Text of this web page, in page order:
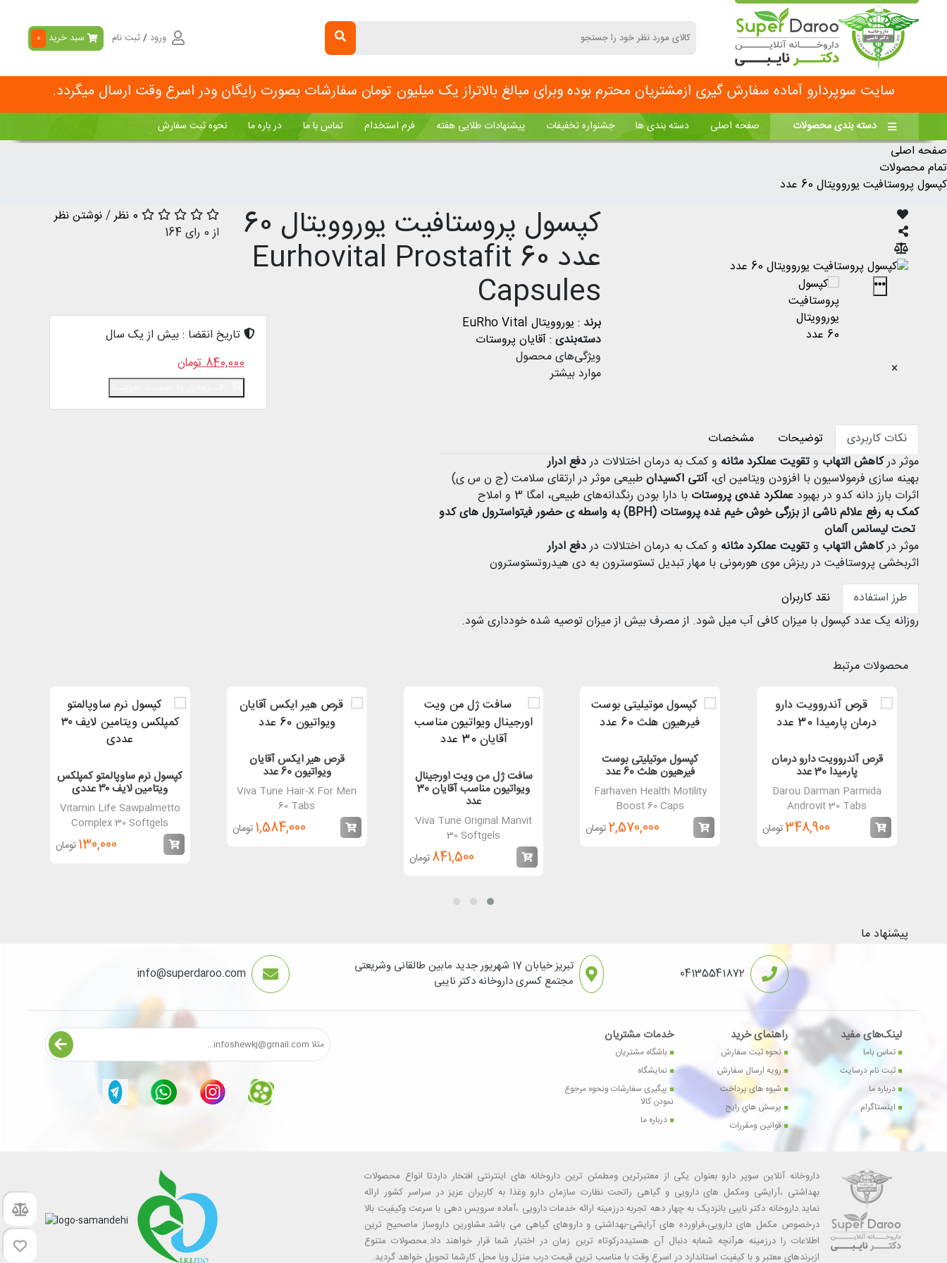
ورود /ثبت نام سبد خرید 0
سایت سوپردارو آماده سفارش گیری ازمشتریان محترم بوده وبرای مبالغ بالاتراز یک میلیون تومان سفارشات بصورت رایگان ودر اسرع وقت ارسال میگردد.
دسته بندی محصولات صفحه اصلی دسته بندی ها جشنواره تخفیفات پیشنهادات طلایی هفته فرم استخدام تماس با ما در باره ما نحوه ثبت سفارش
صفحه اصلی
تمام محصولات
کپسول پروستافیت یوروویتال 60 عدد
×
کپسول پروستافیت یوروویتال 60
عدد Eurhovital Prostafit 60
Capsules
0 نظر /نوشتن نظر
از 0 رای
164
برند : یوروویتال EuRho Vital
دسته‌بندی :آقایانپروستات
ویژگی‌های محصول
موارد بیشتر
تاریخ انقضا :بیش از یک سال
840,000تومان
نکات کاربردی توضیحات
مشخصات
موثر درکاهش التهاب وتقویت عملکرد مثانه و کمک به درمان اختلالات دردفع ادرار
بهینه سازی فرمولاسیون با افزودن ویتامین ای،آنتی اکسیدانطبیعی موثر در ارتقای سلامت (ج ن س ی)
اثرات بارز دانه کدو در بهبودعملکرد غده‌ی پروستات با دارا بودن رنگدانه‌های طبیعی، امگا 3 و املاح
کمک به رفع علائم ناشی از بزرگی خوش خیم غده پروستات (BPH) به واسطه ی حضور فیتواسترول های کدو
تحت لیسانس آلمان
موثر درکاهش التهاب وتقویت عملکرد مثانه و کمک به درمان اختلالات دردفع ادرار
اثربخشی پروستافیت در ریزش موی هورمونی با مهار تبدیل تستوسترون به دی هیدروتستوسترون
طرز استفاده
نقد کاربران
روزانه یک عدد کپسول با میزان کافی آب میل شود. از مصرف بیش از میزان توصیه شده خودداری شود.
محصولات مرتبط
قرص آندروویت دارو درمان
پارمیدا 30 عدد
Darou Darman Parmida
Androvit 30 Tabs
348,900تومان
کپسول موتیلیتی بوست
فیرهیون هلث 60 عدد
Farhaven Health Motility
Boost 60 Caps
2,570,000تومان
سافت ژل من ویت اورجینال
ویواتیون مناسب آقایان 30
عدد
Viva Tune Original Manvit
30 Softgels
841,500تومان
قرص هیر ایکس آقایان
ویواتیون 60 عدد
Viva Tune Hair-X For Men
60 Tabs
1,584,000تومان
کپسول نرم ساوپالمتو کمپلکس
ویتامین لایف ۳۰ عددی
Vitamin Life Sawpalmetto
Complex 30 Softgels
130,000تومان
پیشنهاد ما
04135541872
تبریز خیابان 17 شهریور جدید مابین طالقانی وشریعتی
مجتمع کسری داروخانه دکتر نایبی
info@superdaroo.com
لینک‌های مفید
تماس باما
ثبت نام درسایت
درباره ما
اینستاگرام
راهنمای خرید
نحوه ثبت سفارش
رویه ارسال سفارش
شیوه های پرداخت
پرسش هاي رايج
قوانین ومقررات
خدمات مشتریان
باشگاه مشتریان
نمایشگاه
پیگیری سفارشات ونحوه مرجوع
نمودن کالا
درباره ما
داروخانه آنلاین سوپر دارو بعنوان یکی از معتبرترین ومطمئن ترین داروخانه های اینترنتی افتخار داردتا انواع محصولات
بهداشتی ،آرایشی ومکمل های دارویی و گیاهی راتحت نظارت سازمان دارو وغذا به کاربران عزیز در سراسر کشور ارائه
نماید.داروخانه دکتر نایبی بانزدیک به چهار دهه تجربه درزمینه ارائه خدمات دارویی ،آماده سرویس دهی با سرعت وکیفیت بالا
درخصوص مکمل های دارویی،فراورده های آرایشی-بهداشتی و داروهای گیاهی می باشد.مشاورین داروساز ماصحیح ترین
اطلاعات را درزمینه هرآنچه شمابه دنبال آن هستیددرکوتاه ترین زمان در اختیار شما قرار خواهند داد.محصولات متنوع
ازبرندهای معتبر و با کیفیت استاندارد در اسرع وقت با مناسب ترین قیمت درب منزل ویا محل کارشما تحویل خواهد گردید.